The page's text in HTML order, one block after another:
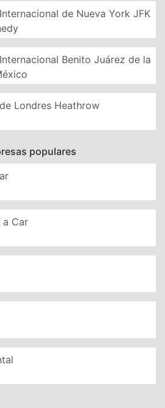
de Nueva York JFK
Benito Juárez de la
Londres Heathrow
populares
a Car